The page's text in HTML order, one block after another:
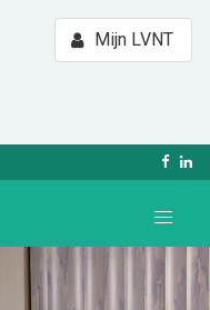
Mijn LVNT